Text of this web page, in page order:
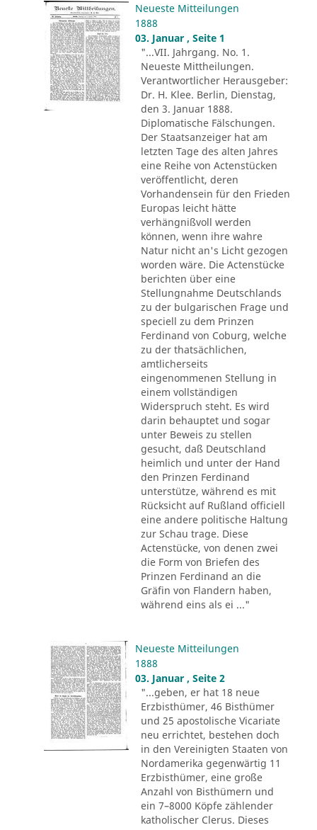
Neueste Mitteilungen
1888
03. Januar , Seite 1
"...VII. Jahrgang. No. 1.
Neueste Mittheilungen.
Verantwortlicher Herausgeber:
Dr. H. Klee. Berlin, Dienstag,
den 3. Januar 1888.
Diplomatische Fälschungen.
Der Staatsanzeiger hat am
letzten Tage des alten Jahres
eine Reihe von Actenstücken
veröffentlicht, deren
Vorhandensein für den Frieden
Europas leicht hätte
verhängnißvoll werden
können, wenn ihre wahre
Natur nicht an's Licht gezogen
worden wäre. Die Actenstücke
berichten über eine
Stellungnahme Deutschlands
zu der bulgarischen Frage und
speciell zu dem Prinzen
Ferdinand von Coburg, welche
zu der thatsächlichen,
amtlicherseits
eingenommenen Stellung in
einem vollständigen
Widerspruch steht. Es wird
darin behauptet und sogar
unter Beweis zu stellen
gesucht, daß Deutschland
heimlich und unter der Hand
den Prinzen Ferdinand
unterstütze, während es mit
Rücksicht auf Rußland officiell
eine andere politische Haltung
zur Schau trage. Diese
Actenstücke, von denen zwei
die Form von Briefen des
Prinzen Ferdinand an die
Gräfin von Flandern haben,
während eins als ei ..."
Neueste Mitteilungen
1888
03. Januar , Seite 2
"...geben, er hat 18 neue
Erzbisthümer, 46 Bisthümer
und 25 apostolische Vicariate
neu errichtet, bestehen doch
in den Vereinigten Staaten von
Nordamerika gegenwärtig 11
Erzbisthümer, eine große
Anzahl von Bisthümern und
ein 7–8000 Köpfe zählender
katholischer Clerus. Dieses